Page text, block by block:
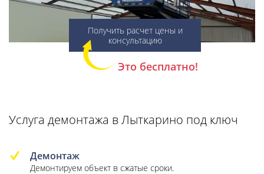
Получить расчет цены и
консультацию
Это бесплатно!
Услуга демонтажа в Лыткарино под ключ
Демонтаж
Демонтируем объект в сжатые сроки.